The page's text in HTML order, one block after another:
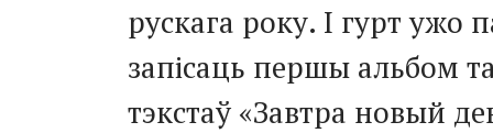
рускага року. І гурт ужо
запісаць першы альбом
тэкстаў «Завтра новый